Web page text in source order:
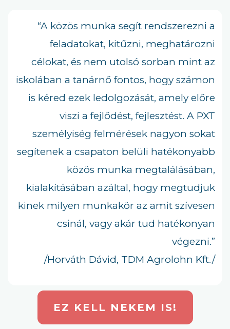
“A közös munka segít rendszerezni a
feladatokat, kitűzni, meghatározni
célokat, és nem utolsó sorban mint az
iskolában a tanárnő fontos, hogy számon
is kéred ezek ledolgozását, amely előre
viszi a fejlődést, fejlesztést. A PXT
személyiség felmérések nagyon sokat
segítenek a csapaton belüli hatékonyabb
közös munka megtalálásában,
kialakításában azáltal, hogy megtudjuk
kinek milyen munkakör az amit szívesen
csinál, vagy akár tud hatékonyan
végezni.”
/Horváth Dávid, TDM Agrolohn Kft./
EZ KELL NEKEM IS!